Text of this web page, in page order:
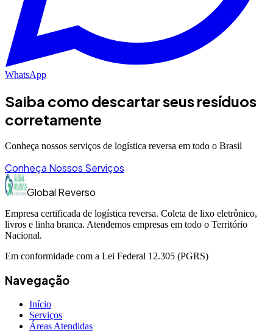
WhatsApp
Saiba como descartar seus resíduos
corretamente
Conheça nossos serviços de logística reversa em todo o Brasil
Conheça Nossos Serviços
Global Reverso
Empresa certificada de logística reversa. Coleta de lixo eletrônico,
livros e linha branca. Atendemos empresas em todo o Território
Nacional.
Em conformidade com a Lei Federal 12.305 (PGRS)
Navegação
Início
Serviços
Áreas Atendidas